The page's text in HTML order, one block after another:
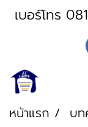
เบอร์โทร
หน้าแรก บ